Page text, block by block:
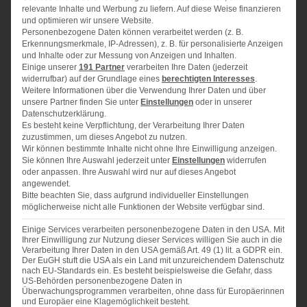
50 gHaferflocken
200 gZucker
1Btl. Bourbon-Vanillezucker
100 ggehackte Mandeln
1Ei
1EL Zitronenabrieb einer Bio-Zitrone
nach Belieben: noch 50 g Kokosraspel
Belag
100 gAprikosenkonfitüre
1,2 kg Aprikosen
ZUBEREITUNG
Mehl, Haferflocken, Zucker, Salz, Vanillin-Zucker,
Mandeln, Zitrone, Ei und Butter in Flöckchen in eine
relevante Inhalte und Werbung zu liefern. Auf diese Weise finanzieren
und optimieren wir unsere Website.
Personenbezogene Daten können verarbeitet werden (z. B.
Erkennungsmerkmale, IP-Adressen), z. B. für personalisierte Anzeigen
und Inhalte oder zur Messung von Anzeigen und Inhalten.
Einige unserer 191 Partner verarbeiten Ihre Daten (jederzeit
widerrufbar) auf der Grundlage eines berechtigten Interesses
Weitere Informationen über die Verwendung Ihrer Daten und über
unsere Partner finden Sie unter Einstellungen oder in unserer
Datenschutzerklärung.
Es besteht keine Verpflichtung, der Verarbeitung Ihrer Daten
zuzustimmen, um dieses Angebot zu nutzen.
Wir können bestimmte Inhalte nicht ohne Ihre Einwilligung anzeigen.
Sie können Ihre Auswahl jederzeit unter Einstellungen widerrufen
oder anpassen. Ihre Auswahl wird nur auf dieses Angebot
angewendet.
Bitte beachten Sie, dass aufgrund individueller Einstellungen
möglicherweise nicht alle Funktionen der Website verfügbar sind.
Einige Services verarbeiten personenbezogene Daten in den USA. Mit
Ihrer Einwilligung zur Nutzung dieser Services willigen Sie auch in die
Verarbeitung Ihrer Daten in den USA gemäß Art. 49 (1) lit. a GDPR ein.
Der EuGH stuft die USA als ein Land mit unzureichendem Datenschutz
nach EU-Standards ein. Es besteht beispielsweise die Gefahr, dass
US-Behörden personenbezogene Daten in
Überwachungsprogrammen verarbeiten, ohne dass für Europäerinnen
und Europäer eine Klagemöglichkeit besteht.